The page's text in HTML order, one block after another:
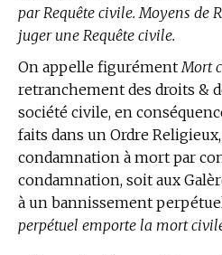
par Requête civile. Moyens de
juger une Requête civile.
On appelle figurémentMort
retranchement des droits &
société civile, en
faits dans un Ordre
condamnation à mort par
condamnation, soit aux
à un bannissement
perpétuel emporte la mort